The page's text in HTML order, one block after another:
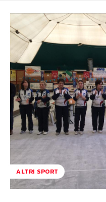
ALTRI SPORT